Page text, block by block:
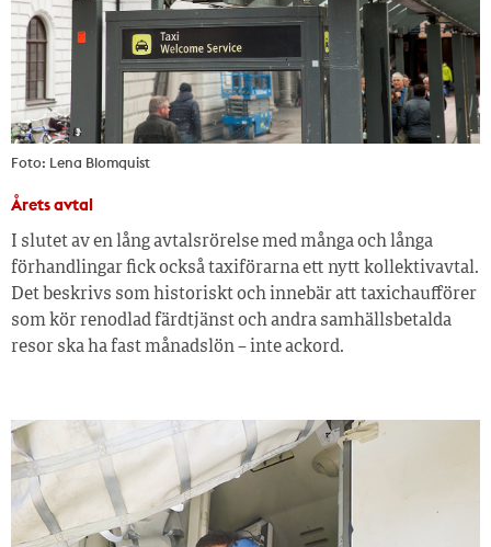
Foto: Lena Blomquist
Årets avtal
I slutet av en lång avtalsrörelse med många och långa
förhandlingar fick också taxiförarna ett nytt kollektivavtal.
Det beskrivs som historiskt och innebär att taxichaufförer
som kör renodlad färdtjänst och andra samhällsbetalda
resor ska ha fast månadslön – inte ackord.